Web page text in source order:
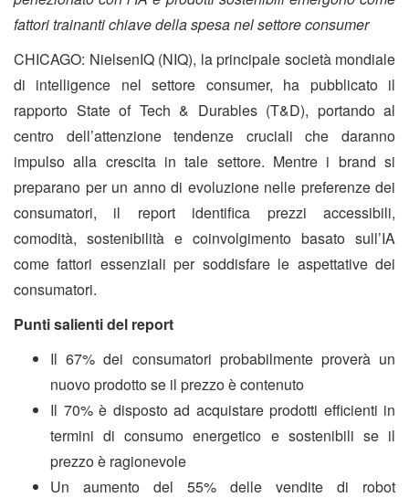
fattori trainanti chiave della spesa nel settore consumer
CHICAGO: NielsenIQ (NIQ), la principale società mondiale
di intelligence nel settore consumer, ha pubblicato il
rapporto State of Tech & Durables (T&D), portando al
centro dell’attenzione tendenze cruciali che daranno
impulso alla crescita in tale settore. Mentre i brand si
preparano per un anno di evoluzione nelle preferenze dei
consumatori, il report identifica prezzi accessibili,
comodità, sostenibilità e coinvolgimento basato sull’IA
come fattori essenziali per soddisfare le aspettative dei
consumatori.
Punti salienti del report
Il 67% dei consumatori probabilmente proverà un
nuovo prodotto se il prezzo è contenuto
Il 70% è disposto ad acquistare prodotti efficienti in
termini di consumo energetico e sostenibili se il
prezzo è ragionevole
Un aumento del 55% delle vendite di robot